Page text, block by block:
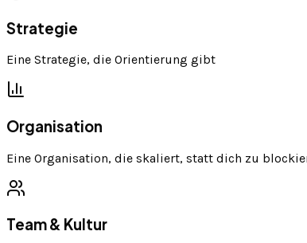
Strategie
Eine Strategie, die Orientierung gibt
Organisation
Eine Organisation, die skaliert, statt dich zu
Team & Kultur